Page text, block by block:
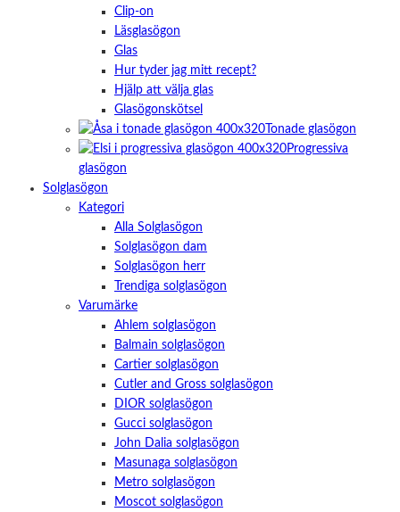
Clip-on
Läsglasögon
Glas
Hur tyder jag mitt recept?
Hjälp att välja glas
Glasögonskötsel
Tonade glasögon
Progressiva
glasögon
Solglasögon
Kategori
Alla Solglasögon
Solglasögon dam
Solglasögon herr
Trendiga solglasögon
Varumärke
Ahlem solglasögon
Balmain solglasögon
Cartier solglasögon
Cutler and Gross solglasögon
DIOR solglasögon
Gucci solglasögon
John Dalia solglasögon
Masunaga solglasögon
Metro solglasögon
Moscot solglasögon